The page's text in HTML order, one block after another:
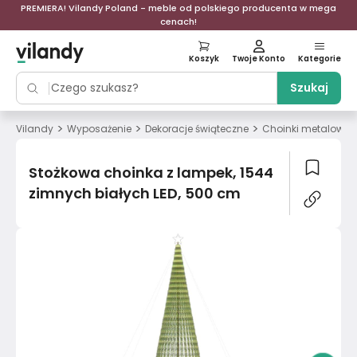
PREMIERA! Vilandy Poland - meble od polskiego producenta w mega
cenach!
Szukaj
Koszyk Twoje Konto Kategorie
Vilandy > Wyposażenie > Dekoracje świąteczne > Choinki metalowe
Stożkowa choinka z lampek, 1544
zimnych białych LED, 500 cm